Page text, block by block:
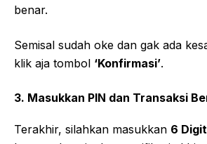
benar.
Semisal sudah oke dan gak ada
klik aja tombol ‘Konfirmasi’.
3. Masukkan PIN dan Transaksi
Terakhir, silahkan masukkan 6